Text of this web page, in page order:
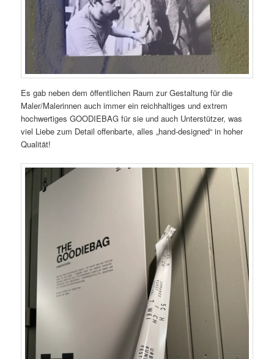
Es gab neben dem öffentlichen Raum zur Gestaltung für die
Maler/Malerinnen auch immer ein reichhaltiges und extrem
hochwertiges GOODIEBAG für sie und auch Unterstützer, was
viel Liebe zum Detail offenbarte, alles „hand-designed“ in hoher
Qualität!